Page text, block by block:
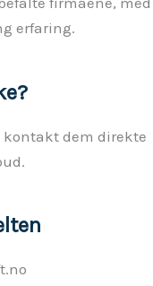
erfaring.
kontakt dem direkte